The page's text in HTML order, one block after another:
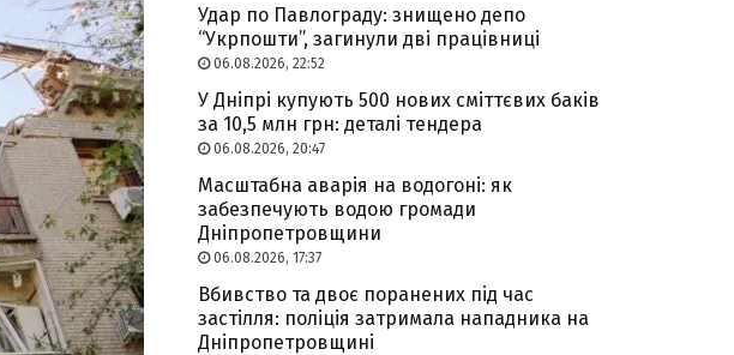
Удар по Павлограду: знищено депо
“Укрпошти”, загинули дві працівниці
06.08.2026, 22:52
У Дніпрі купують 500 нових сміттєвих баків
за 10,5 млн грн: деталі тендера
06.08.2026, 20:47
Масштабна аварія на водогоні: як
забезпечують водою громади
Дніпропетровщини
06.08.2026, 17:37
Вбивство та двоє поранених під час
застілля: поліція затримала нападника на
Дніпропетровщині